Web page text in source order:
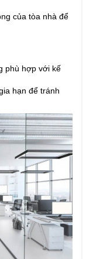
của tòa nhà để
phù hợp với kế
hạn để tránh